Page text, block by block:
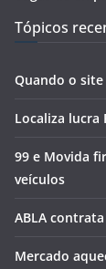
Tópicos
Quando o
Localiza lucra
99 e Movida
veículos
ABLA contrata
Mercado